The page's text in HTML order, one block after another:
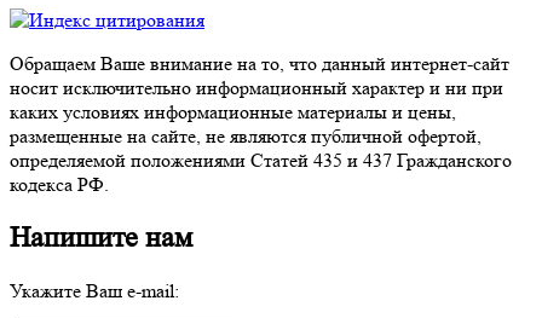
Обращаем Ваше внимание на то, что данный интернет-сайт
носит исключительно информационный характер и ни при
каких условиях информационные материалы и цены,
размещенные на сайте, не являются публичной офертой,
определяемой положениями Статей 435 и 437 Гражданского
кодекса РФ.
Напишите нам
Укажите Ваш e-mail: